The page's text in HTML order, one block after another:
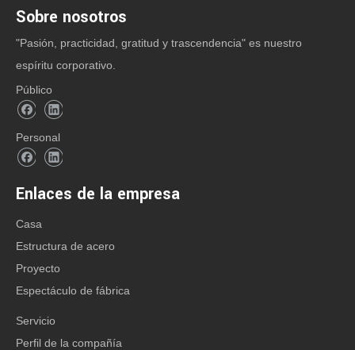
Contacto: Sra. Anna Lu
Office Tel: + 86-532-8830 6188
Mobile / Wechat / Whatsapp:
+86-158 5320 9069
+86-178 0625 1013
Dirección: No. 268, Sancheng Road, Pingdu,
Sobre nosotros
"Pasión, practicidad, gratitud y trascendencia" es nuestro
espíritu corporativo.
Público
Personal
Enlaces de la empresa
Casa
Estructura de acero
Proyecto
Espectáculo de fábrica
Servicio
Perfil de la compañía